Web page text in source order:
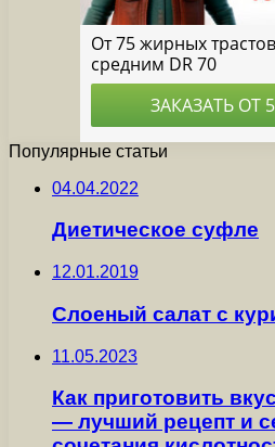
Популярные статьи
04.04.2022
Диетическое суфле
12.01.2019
Слоеный салат с
11.05.2023
Как приготовить
— лучший рецепт и